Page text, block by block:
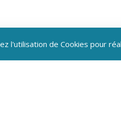
bibliothèque
l'utilisation de Cookies pour